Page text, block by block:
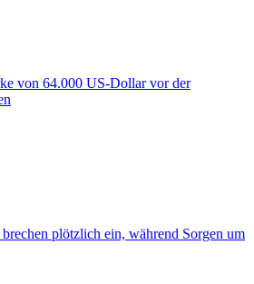
von 64.000 US-Dollar vor der
plötzlich ein, während Sorgen um